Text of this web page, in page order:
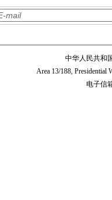
中华人民共和
Area 13/188, Presidential
电子信